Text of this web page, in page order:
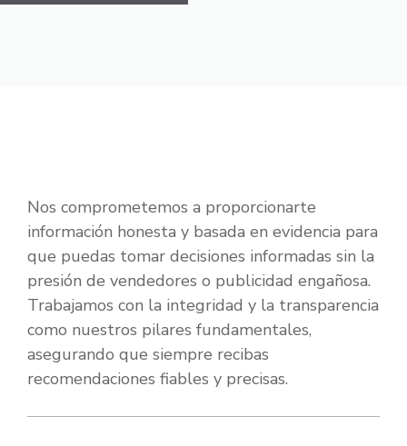
Nos comprometemos a proporcionarte
información honesta y basada en evidencia para
que puedas tomar decisiones informadas sin la
presión de vendedores o publicidad engañosa.
Trabajamos con la integridad y la transparencia
como nuestros pilares fundamentales,
asegurando que siempre recibas
recomendaciones fiables y precisas.